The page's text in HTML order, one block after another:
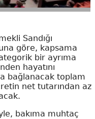
Sandığı
göre, kapsama
bir ayrıma
hayatını
bağlanacak toplam
net tutarından az
bakıma muhtaç